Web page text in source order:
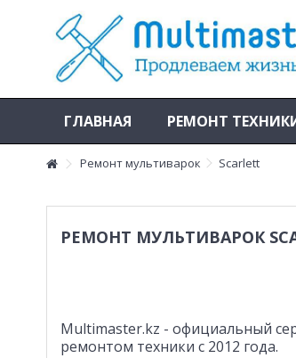
ГЛАВНАЯ РЕМОНТ
Ремонт мультиварок Scarlett
РЕМОНТ МУЛЬТИВАРОК
Multimaster.kz - официальный
ремонтом техники с 2012 года.